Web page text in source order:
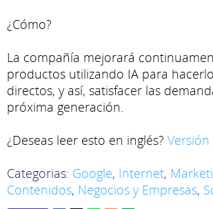
¿Cómo?
La compañía mejorará
productos utilizando IA para
directos, y así, satisfacer las
próxima generación.
¿Deseas leer esto en inglés? Versión
Categorias: Google, Internet,
Contenidos, Negocios y Empresas,